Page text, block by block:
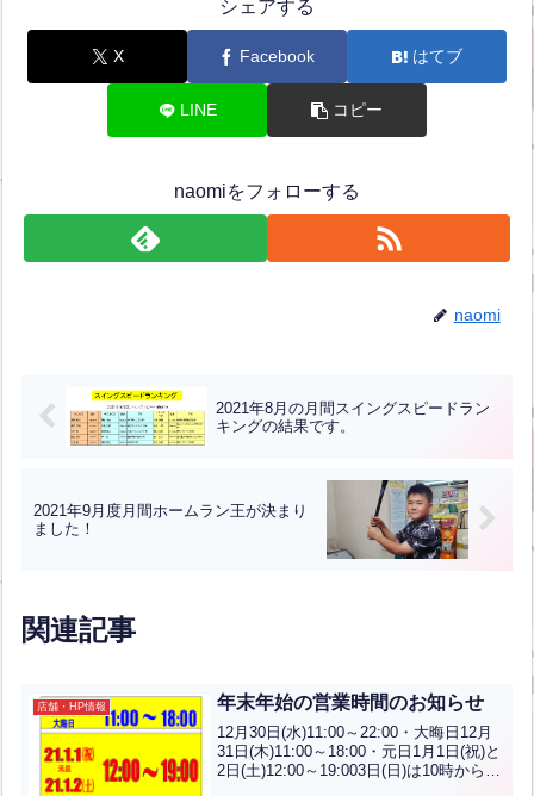
シェアする
X Facebook はてブ
LINE コピー
naomiをフォローする
naomi
2021年8月の月間スイングスピードラン
キングの結果です。
2021年9月度月間ホームラン王が決まり
ました！
関連記事
店舗・HP情報 年末年始の営業時間のお知らせ
12月30日(水)11:00～22:00・大晦日12月
31日(木)11:00～18:00・元日1月1日(祝)と
2日(土)12:00～19:003日(日)は10時から通